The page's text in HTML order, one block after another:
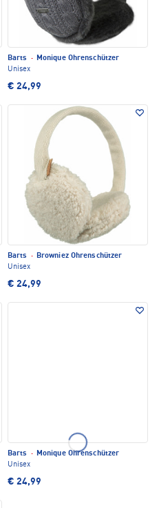
Barts · Monique Ohrenschützer
Unisex
€ 24,99
Barts · Browniez Ohrenschützer
Unisex
€ 24,99
Barts · Monique Ohrenschützer
Unisex
€ 24,99